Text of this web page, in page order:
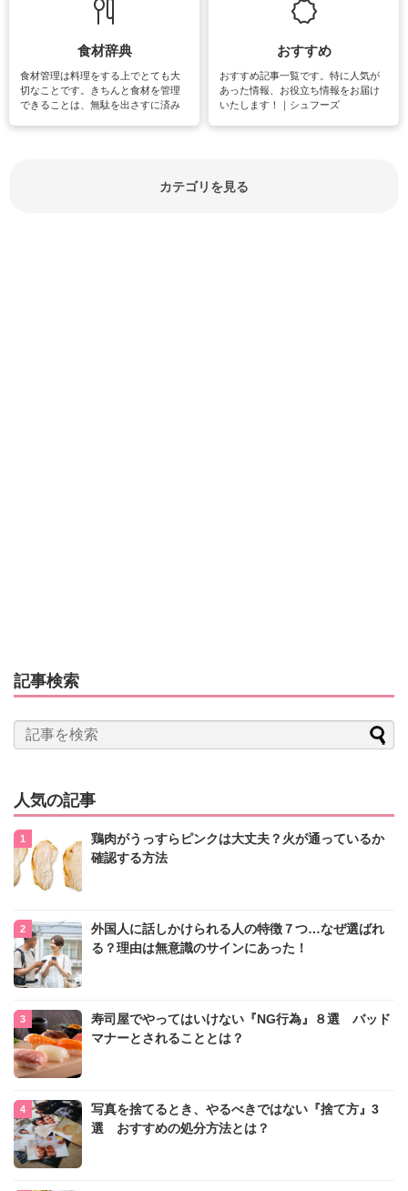
楽しめそうな趣味に関する情報をご
紹介しています。
食材辞典
食材管理は料理をする上でとても大
切なことです。きちんと食材を管理
できることは、無駄を出さすに済み
おすすめ
おすすめ記事一覧です。特に人気が
あった情報、お役立ち情報をお届け
いたします！｜シュフーズ
カテゴリを見る
記事検索
人気の記事
鶏肉がうっすらピンクは大丈夫？火が通っているか
確認する方法
外国人に話しかけられる人の特徴７つ…なぜ選ばれ
る？理由は無意識のサインにあった！
寿司屋でやってはいけない『NG行為』８選 バッド
マナーとされることとは？
写真を捨てるとき、やるべきではない『捨て方』3
選 おすすめの処分方法とは？